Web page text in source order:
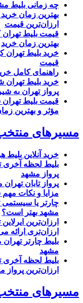
چه زمانی بلیط
بهترین زمان
ارزان‌ترین قیمت
قیمت بلیط
بهترین زمان خرید
خرید بلیط تهران
قیمت
راهنمای کامل
خرید بلیط تهران
پرواز تهران به
قیمت بلیط تهران
مؤثر و بهترین
مسیرهای منتخب
خرید آنلاین بلیط
بلیط لحظه آخری
پرواز مشهد
پرواز تابان
مزایا و نکات
چارتر یا
مشهد بهتر است؟
ارزان‌ترین
ارزان‌تری ارائه
بلیط چارتر
مشهد
بلیط لحظه آخری
ارزان‌ترین پرواز
مسیرهای منتخب